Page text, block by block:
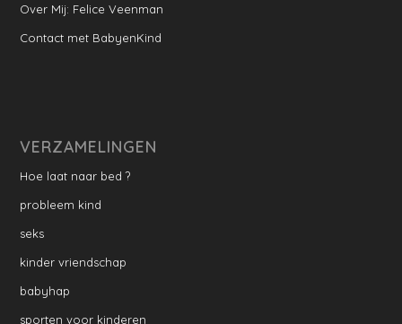
Over Mij: Felice Veenman
Contact met BabyenKind
VERZAMELINGEN
Hoe laat naar bed ?
probleem kind
seks
kinder vriendschap
babyhap
sporten voor kinderen